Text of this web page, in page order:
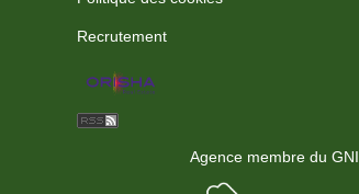
Recrutement
Agence membre du GNI